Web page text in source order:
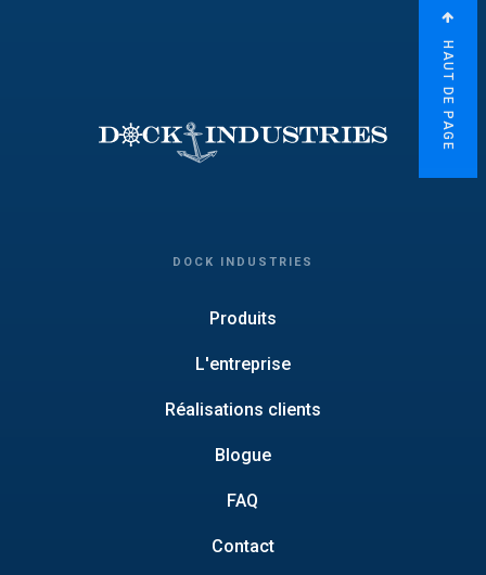
HAUT DE PAGE
DOCK INDUSTRIES
Produits
L'entreprise
Réalisations clients
Blogue
FAQ
Contact